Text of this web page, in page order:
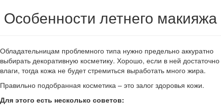
Особенности летнего макияжа
Обладательницам проблемного типа нужно предельно аккуратно
выбирать декоративную косметику. Хорошо, если в ней достаточно
влаги, тогда кожа не будет стремиться выработать много жира.
Правильно подобранная косметика – это залог здоровья кожи.
Для этого есть несколько советов: